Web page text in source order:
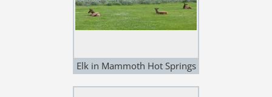
Elk in Mammoth Hot Springs